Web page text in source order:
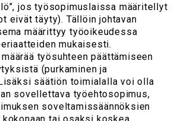
jos työsopimuslaissa määritellyt
eivät täyty). Tällöin johtavan
määrittyy työoikeudessa
mukaisesti.
työsuhteen päättämiseen
(purkaminen ja
säätiön toimialalla voi olla
sovellettava työehtosopimus,
soveltamissäännöksien
kokonaan tai osaksi koskea